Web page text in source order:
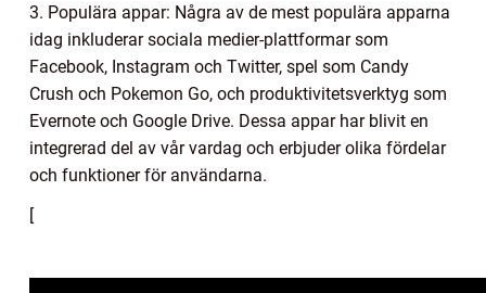
3. Populära appar: Några av de mest populära apparna
idag inkluderar sociala medier-plattformar som
Facebook, Instagram och Twitter, spel som Candy
Crush och Pokemon Go, och produktivitetsverktyg som
Evernote och Google Drive. Dessa appar har blivit en
integrerad del av vår vardag och erbjuder olika fördelar
och funktioner för användarna.
[